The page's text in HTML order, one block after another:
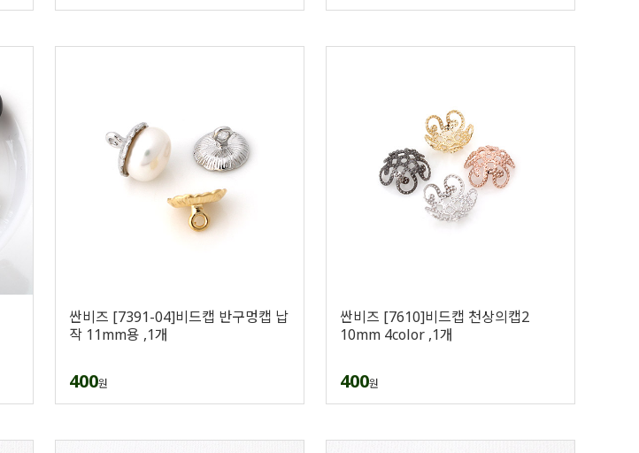
싼비즈 [7391-04]비드캡 반구멍캡 납
작 11mm용 ,1개
400원
싼비즈 [7610]비드캡 천상의캡2
10mm 4color ,1개
400원